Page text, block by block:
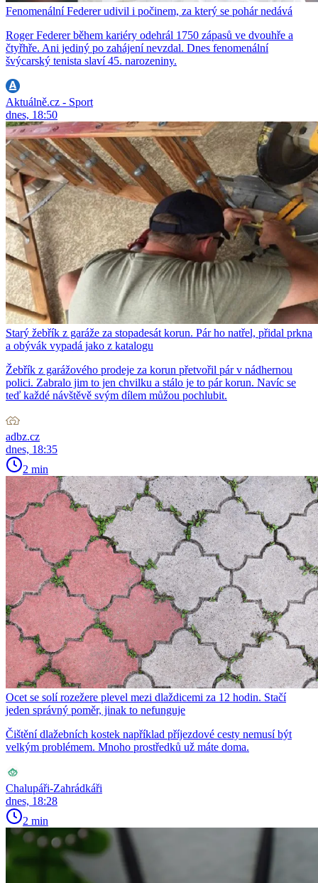
Fenomenální Federer udivil i počinem, za který se pohár nedává
Roger Federer během kariéry odehrál 1750 zápasů ve dvouhře a
čtyřhře. Ani jediný po zahájení nevzdal. Dnes fenomenální
švýcarský tenista slaví 45. narozeniny.
Aktuálně.cz - Sport
dnes, 18:50
Starý žebřík z garáže za stopadesát korun. Pár ho natřel, přidal prkna
a obývák vypadá jako z katalogu
Žebřík z garážového prodeje za korun přetvořil pár v nádhernou
polici. Zabralo jim to jen chvilku a stálo je to pár korun. Navíc se
teď každé návštěvě svým dílem můžou pochlubit.
adbz.cz
dnes, 18:35
2 min
Ocet se solí rozežere plevel mezi dlaždicemi za 12 hodin. Stačí
jeden správný poměr, jinak to nefunguje
Čištění dlažebních kostek například příjezdové cesty nemusí být
velkým problémem. Mnoho prostředků už máte doma.
Chalupáři-Zahrádkáři
dnes, 18:28
2 min